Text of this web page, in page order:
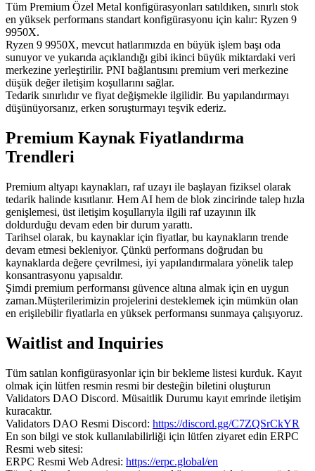
Tüm Premium Özel Metal konfigürasyonları satıldıken, sınırlı stok
en yüksek performans standart konfigürasyonu için kalır: Ryzen 9
9950X.
Ryzen 9 9950X, mevcut hatlarımızda en büyük işlem başı oda
sunuyor ve yukarıda açıklandığı gibi ikinci büyük miktardaki veri
merkezine yerleştirilir. PNI bağlantısını premium veri merkezine
düşük değer iletişim koşullarını sağlar.
Tedarik sınırlıdır ve fiyat değişmekle ilgilidir. Bu yapılandırmayı
düşünüyorsanız, erken soruşturmayı teşvik ederiz.
Premium Kaynak Fiyatlandırma
Trendleri
Premium altyapı kaynakları, raf uzayı ile başlayan fiziksel olarak
tedarik halinde kısıtlanır. Hem AI hem de blok zincirinde talep hızla
genişlemesi, üst iletişim koşullarıyla ilgili raf uzayının ilk
doldurduğu devam eden bir durum yarattı.
Tarihsel olarak, bu kaynaklar için fiyatlar, bu kaynakların trende
devam etmesi bekleniyor. Çünkü performans doğrudan bu
kaynaklarda değere çevrilmesi, iyi yapılandırmalara yönelik talep
konsantrasyonu yapısaldır.
Şimdi premium performansı güvence altına almak için en uygun
zaman.Müşterilerimizin projelerini desteklemek için mümkün olan
en erişilebilir fiyatlarla en yüksek performansı sunmaya çalışıyoruz.
Waitlist and Inquiries
Tüm satılan konfigürasyonlar için bir bekleme listesi kurduk. Kayıt
olmak için lütfen resmin resmi bir desteğin biletini oluşturun
Validators DAO Discord. Müsaitlik Durumu kayıt emrinde iletişim
kuracaktır.
Validators DAO Resmi Discord: https://discord.gg/C7ZQSrCkYR
En son bilgi ve stok kullanılabilirliği için lütfen ziyaret edin ERPC
Resmi web sitesi:
ERPC Resmi Web Adresi: https://erpc.global/en